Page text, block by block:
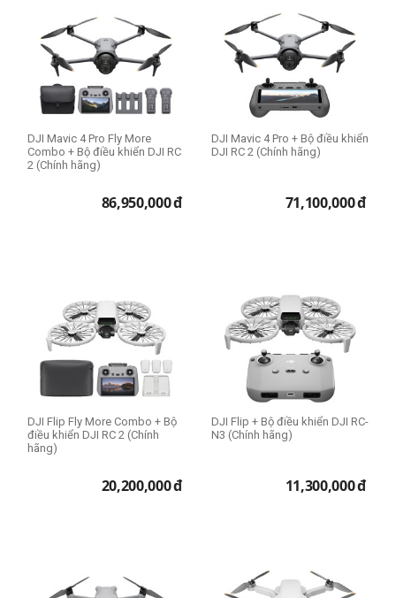
Sony
Option
T14 Gen 3
Lens Fullframe - Crop
RAM - Bộ Nhớ
8GB
16GB
DJI Mavic 4 Pro Fly More
Combo + Bộ điều khiển DJI RC
2 (Chính hãng)
86,950,000đ
DJI Mavic 4 Pro + Bộ điều khiển
DJI RC 2 (Chính hãng)
71,100,000đ
DJI Flip Fly More Combo + Bộ
điều khiển DJI RC 2 (Chính
hãng)
20,200,000đ
DJI Flip + Bộ điều khiển DJI RC-
N3 (Chính hãng)
11,300,000đ